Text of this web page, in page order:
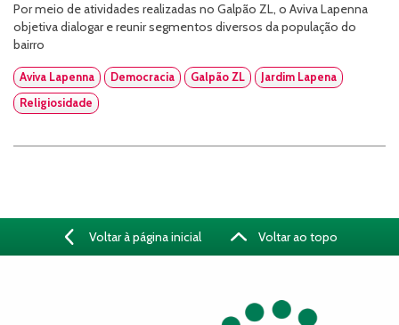
Por meio de atividades realizadas no Galpão ZL, o Aviva Lapenna
objetiva dialogar e reunir segmentos diversos da população do
bairro
Aviva Lapenna Democracia Galpão ZL
Jardim Lapena
Religiosidade
Voltar à página inicial Voltar ao topo